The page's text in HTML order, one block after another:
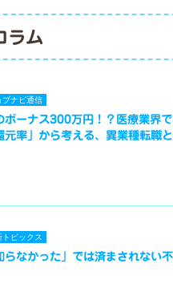
ラム
ブナビ通信
ボーナス300万円！？医療業界
元率」から考える、異業種転職
トピックス
らなかった」では済まされない